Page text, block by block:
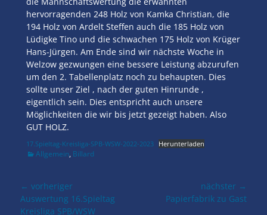
hervorragenden 248 Holz von Kamka Christian, die
194 Holz von Ardelt Steffen auch die 185 Holz von
Lüdigke Tino und die schwachen 175 Holz von Krüger
Hans-Jürgen. Am Ende sind wir nächste Woche in
Welzow gezwungen eine bessere Leistung abzurufen
um den 2. Tabellenplatz noch zu behaupten. Dies
sollte unser Ziel , nach der guten Hinrunde ,
eigentlich sein. Dies entspricht auch unsere
Möglichkeiten die wir bis jetzt gezeigt haben. Also
GUT HOLZ.
17.Spieltag-Kreisliga-SPB-WSW-2022-2023 Herunterladen
Kategorien
Allgemein, Billard
Beitragsnavigation
← vorheriger
Vorheriger
Beitrag:
Auswertung 16.Spieltag
Kreisliga SPB/WSW
nächster →
nächsterPapierfabrik zu Gast